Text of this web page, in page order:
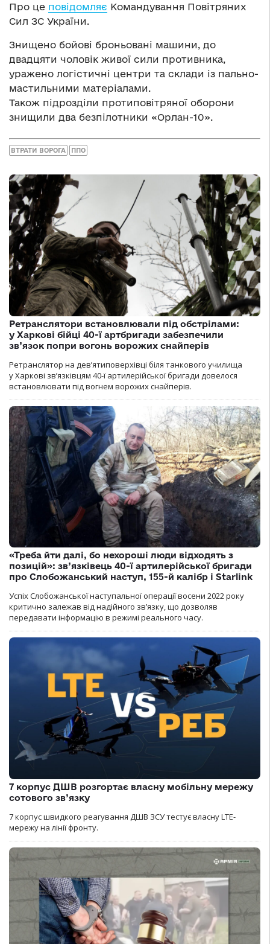
Про це повідомляє Командування Повітряних
Сил ЗС України.
Знищено бойові броньовані машини, до
двадцяти чоловік живої сили противника,
уражено логістичні центри та склади із пально-
мастильними матеріалами.
Також підрозділи протиповітряної оборони
знищили два безпілотники «Орлан-10».
ВТРАТИ ВОРОГА ППО
Ретранслятори встановлювали під обстрілами:
у Харкові бійці 40-ї артбригади забезпечили
зв’язок попри вогонь ворожих снайперів
Ретранслятор на дев’ятиповерхівці біля танкового училища
у Харкові зв’язківцям 40-ї артилерійської бригади довелося
встановлювати під вогнем ворожих снайперів.
«Треба йти далі, бо нехороші люди відходять з
позицій»: зв’язківець 40-ї артилерійської бригади
про Слобожанський наступ, 155-й калібр і Starlink
Успіх Слобожанської наступальної операції восени 2022 року
критично залежав від надійного зв’язку, що дозволяв
передавати інформацію в режимі реального часу.
7 корпус ДШВ розгортає власну мобільну мережу
сотового зв’язку
7 корпус швидкого реагування ДШВ ЗСУ тестує власну LTE-
мережу на лінії фронту.